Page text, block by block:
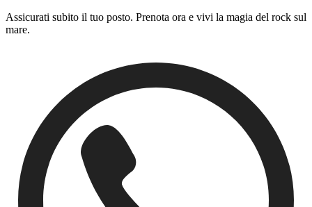
Assicurati subito il tuo posto. Prenota ora e vivi la magia del rock sul
mare.